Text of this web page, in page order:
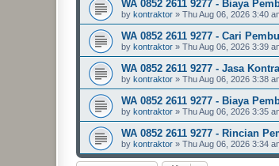
WA 0852 2611 9277 - Biaya
by kontraktor » Thu Aug 06, 2026 3:40
WA 0852 2611 9277 - Cari
by kontraktor » Thu Aug 06, 2026 3:39
WA 0852 2611 9277 - Jasa
by kontraktor » Thu Aug 06, 2026 3:38
WA 0852 2611 9277 - Biaya
by kontraktor » Thu Aug 06, 2026 3:35
WA 0852 2611 9277 - Rincian
by kontraktor » Thu Aug 06, 2026 3:34